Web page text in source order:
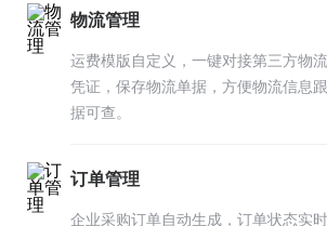
物流管理
运费模版自定义，一键对接第三方物
凭证，保存物流单据，方便物流信息
据可查。
订单管理
企业采购订单自动生成，订单状态实